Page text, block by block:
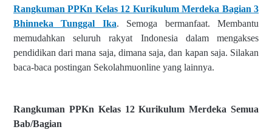
Rangkuman PPKn Kelas 12 Kurikulum Merdeka Bagian 3
Bhinneka Tunggal Ika. Semoga bermanfaat. Membantu
memudahkan seluruh rakyat Indonesia dalam mengakses
pendidikan dari mana saja, dimana saja, dan kapan saja. Silakan
baca-baca postingan Sekolahmuonline yang lainnya.
Rangkuman PPKn Kelas 12 Kurikulum Merdeka Semua
Bab/Bagian